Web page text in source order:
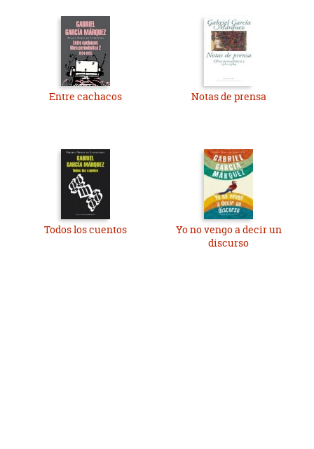
Entre cachacos Notas de prensa
Todos los cuentos
Yo no vengo a decir un
discurso